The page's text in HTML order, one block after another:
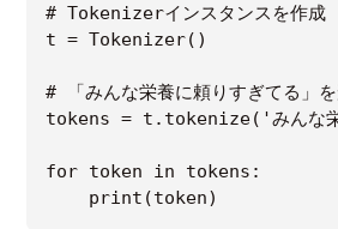
# Tokenizerインスタンスを作成
t = Tokenizer()
# 「みんな栄養に頼りすぎてる」
tokens = t.tokenize('みんな栄
for token in tokens: